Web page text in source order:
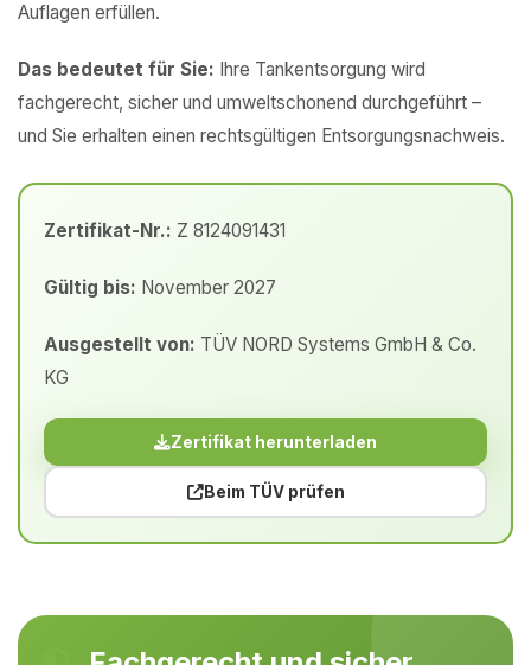
Auflagen erfüllen.
Das bedeutet für Sie: Ihre Tankentsorgung wird
fachgerecht, sicher und umweltschonend durchgeführt –
und Sie erhalten einen rechtsgültigen Entsorgungsnachweis.
Zertifikat-Nr.: Z 8124091431
Gültig bis: November 2027
Ausgestellt von: TÜV NORD Systems GmbH & Co.
KG
Zertifikat herunterladen
Beim TÜV prüfen